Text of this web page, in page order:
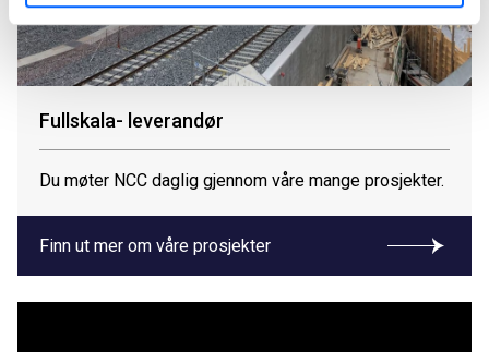
Fullskala- leverandør
Du møter NCC daglig gjennom våre mange prosjekter.
Finn ut mer om våre prosjekter